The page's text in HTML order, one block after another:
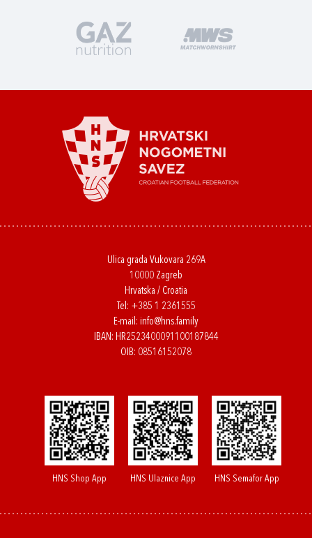
Ulica grada Vukovara 269A
10000 Zagreb
Hrvatska / Croatia
Tel: +385 1 2361555
E-mail: info@hns.family
IBAN: HR2523400091100187844
OIB: 08516152078
HNS Shop App HNS Ulaznice App HNS Semafor App